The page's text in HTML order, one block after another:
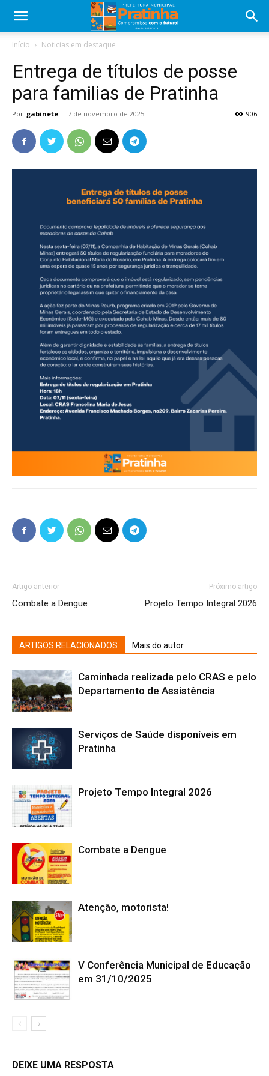
Início Noticias em destaque
Entrega de títulos de posse
para familias de Pratinha
Por gabinete - 7 de novembro de 2025 906
Artigo anterior
Combate a Dengue
Próximo artigo
Projeto Tempo Integral 2026
ARTIGOS RELACIONADOS Mais do autor
Caminhada realizada pelo CRAS e pelo
Departamento de Assistência
Serviços de Saúde disponíveis em
Pratinha
Projeto Tempo Integral 2026
Combate a Dengue
Atenção, motorista!
V Conferência Municipal de Educação
em 31/10/2025
DEIXE UMA RESPOSTA